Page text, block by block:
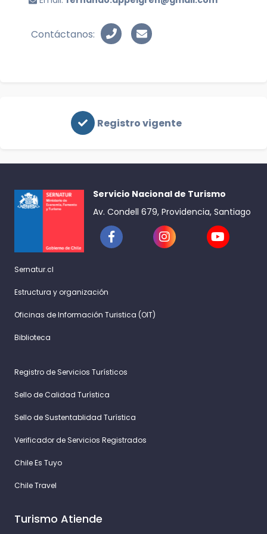
Contáctanos:
Registro vigente
Servicio Nacional de Turismo
Av. Condell 679, Providencia, Santiago
Sernatur.cl
Estructura y organización
Oficinas de Información Turistica (OIT)
Biblioteca
Registro de Servicios Turísticos
Sello de Calidad Turística
Sello de Sustentablidad Turística
Verificador de Servicios Registrados
Chile Es Tuyo
Chile Travel
Turismo Atiende